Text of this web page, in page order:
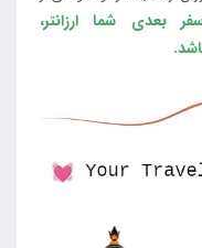
بعدی شما ارزانتر،